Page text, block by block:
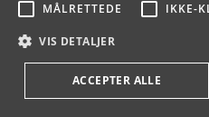
MÅLRETTEDE IKKE-
VIS DETALJER
ACCEPTER ALLE